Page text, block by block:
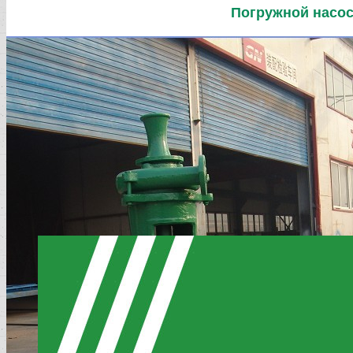
Погружной насос